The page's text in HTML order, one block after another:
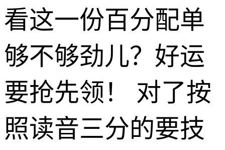
看这一份百分配单
够不够劲儿？好运
要抢先领！ 对了按
照读音三分的要技